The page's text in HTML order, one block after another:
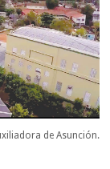
de Asunción.